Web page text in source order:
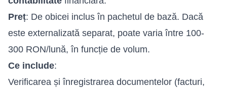
Preț: De obicei inclus în pachetul de bază. Dacă
este externalizată separat, poate varia între 100-
300 RON/lună, în funcție de volum.
Ce include:
Verificarea și înregistrarea documentelor (facturi,